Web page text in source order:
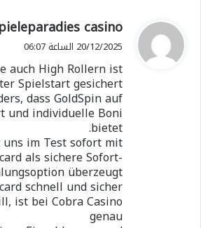
ي
ق
ل
casino
20/12/2025 الساعة 06:07
auch High Rollern ist
Spielstart gesichert.
dass GoldSpin auf
und individuelle Boni
bietet.
uns im Test sofort mit
als sichere Sofort-
überzeugt.
schnell und sicher
ist bei Cobra Casino
genau